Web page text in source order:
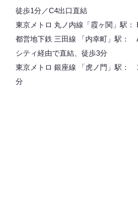
徒歩1分／C4出口直結
東京メトロ 丸ノ内線「霞ヶ関」駅：
都営地下鉄 三田線 「内幸町」駅：
シティ経由で直結、徒歩3分
東京メトロ 銀座線 「虎ノ門」駅：
分